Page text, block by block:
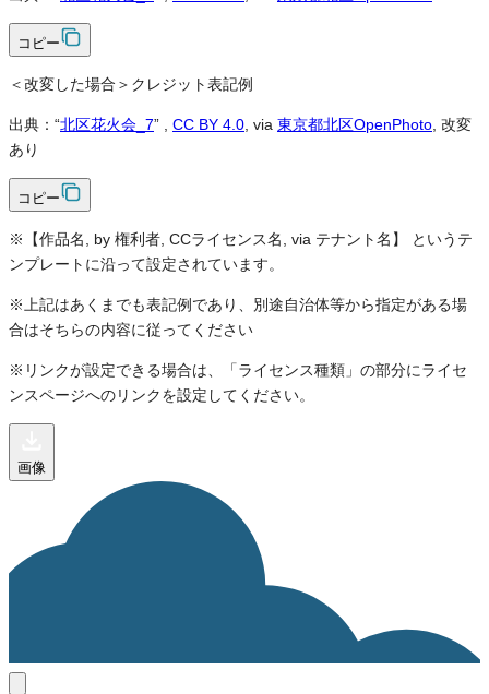
コピー
＜改変した場合＞クレジット表記例
出典：“北区花火会_7” CC BY 4.0 , via 東京都北区OpenPhoto , 改変
あり
コピー
※【作品名, by 権利者, CCライセンス名, via テナント名】 というテ
ンプレートに沿って設定されています。
※上記はあくまでも表記例であり、別途自治体等から指定がある場
合はそちらの内容に従ってください
※リンクが設定できる場合は、「ライセンス種類」の部分にライセ
ンスページへのリンクを設定してください。
画像